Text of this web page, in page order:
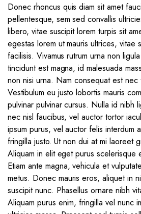
Donec rhoncus quis diam sit amet
pellentesque, sem sed convallis
libero, vitae suscipit lorem turpis sit
egestas lorem ut mauris ultrices, vitae
facilisis. Vivamus rutrum urna non
tincidunt est magna, id malesuada
non nisi urna. Nam consequat est
Vestibulum eu justo lobortis mauris
pulvinar pulvinar cursus. Nulla id nibh
nec nisl faucibus, vel auctor tortor
ipsum purus, vel auctor felis interdum
fringilla justo. Ut non dui at mi laoreet
Aliquam in elit eget purus scelerisque
Etiam ante magna, vehicula et
metus. Donec mauris eros, aliquet in
suscipit nunc. Phasellus ornare nibh
Aliquam purus enim, fringilla vel nunc